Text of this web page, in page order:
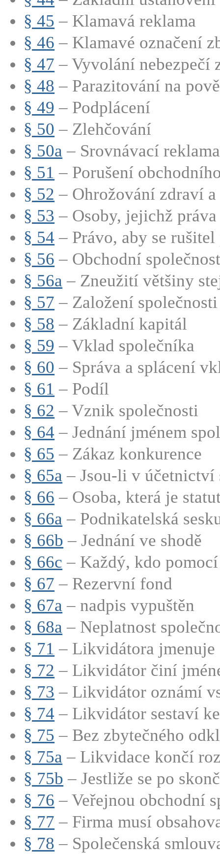
§ 45 – Klamavá reklama
§ 46 – Klamavé označení
§ 47 – Vyvolání nebezpečí
§ 48 – Parazitování na
§ 49 – Podplácení
§ 50 – Zlehčování
§ 50a – Srovnávací reklama
§ 51 – Porušení
§ 52 – Ohrožování zdraví
§ 53 – Osoby, jejichž
§ 54 – Právo, aby se
§ 56 – Obchodní
§ 56a – Zneužití většiny
§ 57 – Založení společnosti
§ 58 – Základní kapitál
§ 59 – Vklad společníka
§ 60 – Správa a splácení
§ 61 – Podíl
§ 62 – Vznik společnosti
§ 64 – Jednání jménem
§ 65 – Zákaz konkurence
§ 65a – Jsou-li v účetnictví
§ 66 – Osoba, která je
§ 66a – Podnikatelská
§ 66b – Jednání ve shodě
§ 66c – Každý, kdo
§ 67 – Rezervní fond
§ 67a – nadpis vypuštěn
§ 68a – Neplatnost
§ 71 – Likvidátora jmenuje
§ 72 – Likvidátor činí
§ 73 – Likvidátor oznámí
§ 74 – Likvidátor sestaví
§ 75 – Bez zbytečného
§ 75a – Likvidace končí
§ 75b – Jestliže se po
§ 76 – Veřejnou obchodní
§ 77 – Firma musí
§ 78 – Společenská